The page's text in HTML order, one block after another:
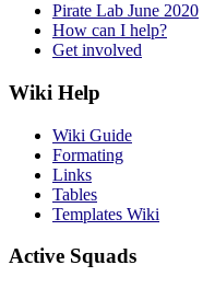
Pirate Lab June 2020
How can I help?
Get involved
Wiki Help
Wiki Guide
Formating
Links
Tables
Templates Wiki
Active Squads